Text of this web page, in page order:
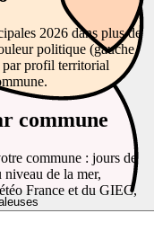
2026 dans plus de
politique (gauche,
par profil territorial
commune
commune : jours de
de la mer,
France et du GIEC,